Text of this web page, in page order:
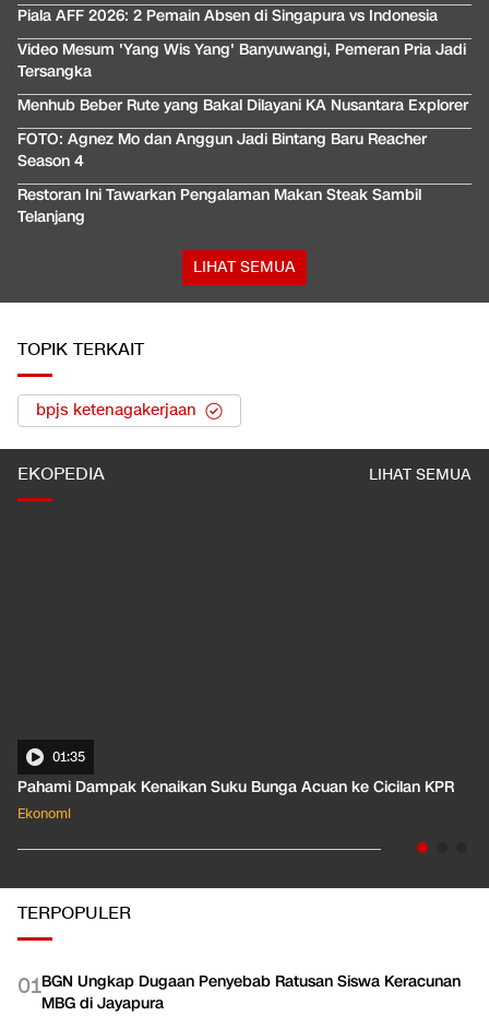
Piala AFF 2026: 2 Pemain Absen di Singapura vs Indonesia
Video Mesum 'Yang Wis Yang' Banyuwangi, Pemeran Pria Jadi
Tersangka
Menhub Beber Rute yang Bakal Dilayani KA Nusantara Explorer
FOTO: Agnez Mo dan Anggun Jadi Bintang Baru Reacher
Season 4
Restoran Ini Tawarkan Pengalaman Makan Steak Sambil
Telanjang
LIHAT SEMUA
TOPIK TERKAIT
bpjs ketenagakerjaan
EKOPEDIA LIHAT SEMUA
01:35
Pahami Dampak Kenaikan Suku Bunga Acuan ke Cicilan KPR
Ekonomi
TERPOPULER
01BGN Ungkap Dugaan Penyebab Ratusan Siswa Keracunan
MBG di Jayapura